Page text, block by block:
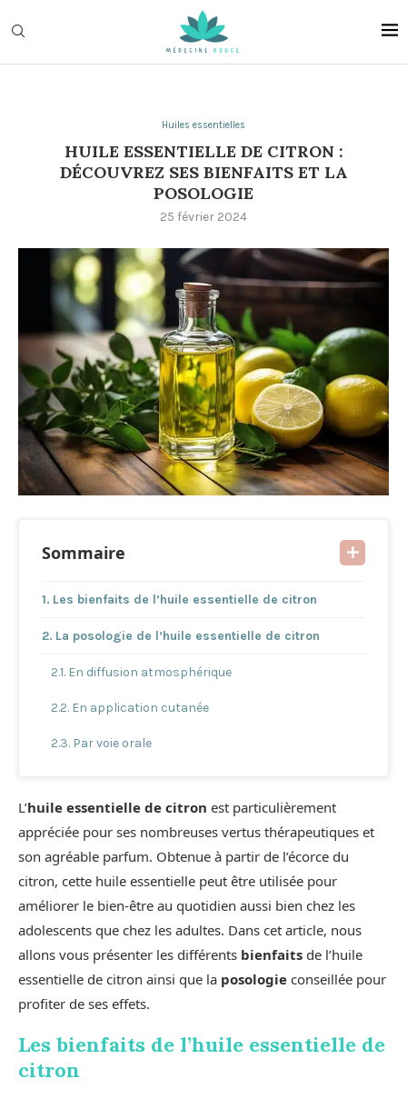
Huiles essentielles
HUILE ESSENTIELLE DE CITRON :
DÉCOUVREZ SES BIENFAITS ET LA
POSOLOGIE
25 février 2024
Sommaire
Les bienfaits de l’huile essentielle de citron
La posologie de l’huile essentielle de citron
En diffusion atmosphérique
En application cutanée
Par voie orale
L’huile essentielle de citron est particulièrement
appréciée pour ses nombreuses vertus thérapeutiques et
son agréable parfum. Obtenue à partir de l’écorce du
citron, cette huile essentielle peut être utilisée pour
améliorer le bien-être au quotidien aussi bien chez les
adolescents que chez les adultes. Dans cet article, nous
allons vous présenter les différents bienfaits de l’huile
essentielle de citron ainsi que la posologie conseillée pour
profiter de ses effets.
Les bienfaits de l’huile essentielle de
citron